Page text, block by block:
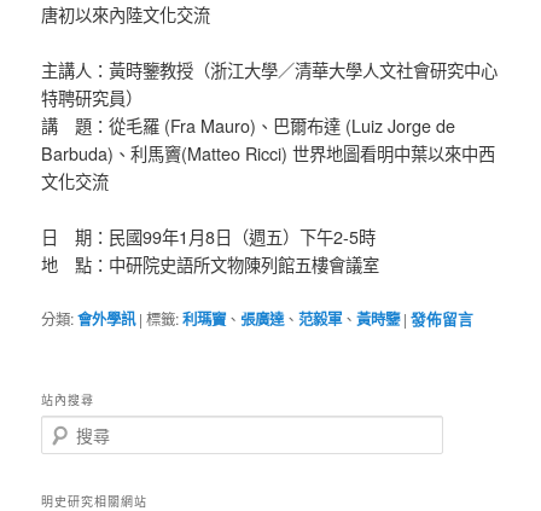
唐初以來內陸文化交流
主講人：黃時鑒教授（浙江大學／清華大學人文社會研究中心
特聘研究員）
講 題：從毛羅 (Fra Mauro)、巴爾布達 (Luiz Jorge de
Barbuda)、利馬竇(Matteo Ricci) 世界地圖看明中葉以來中西
文化交流
日 期：民國99年1月8日（週五）下午2-5時
地 點：中研院史語所文物陳列館五樓會議室
分類:會外學訊 |標籤:利瑪竇、張廣達、范毅軍、黃時鑒 |發佈留言
站內搜尋
搜
尋
明史研究相關網站